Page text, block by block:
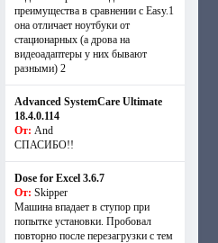
преимущества в сравнении с Easy.1
она отличает ноутбуки от
стационарных (а дрова на
видеоадаптеры у них бывают
разными) 2
Advanced SystemCare Ultimate
18.4.0.114
От: And
СПАСИБО!!
Dose for Excel 3.6.7
От: Skipper
Машина впадает в ступор при
попытке установки. Пробовал
повторно после перезагрузки с тем